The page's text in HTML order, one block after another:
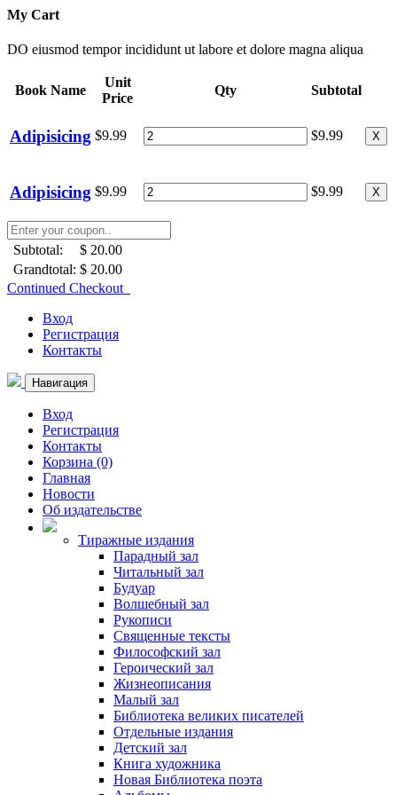
My Cart
DO eiusmod tempor incididunt ut labore et dolore magna aliqua
Book Name
Unit
Price
Qty Subtotal
Adipisicing $9.99 $9.99 X
Adipisicing $9.99 $9.99 X
Subtotal:
$ 20.00
Grandtotal: $ 20.00
Continued Checkout
Вход
Регистрация
Контакты
Навигация
Вход
Регистрация
Контакты
Корзина (0)
Главная
Новости
Об издательстве
Тиражные издания
Парадный зал
Читальный зал
Будуар
Волшебный зал
Рукописи
Священные тексты
Философский зал
Героический зал
Жизнеописания
Малый зал
Библиотека великих писателей
Отдельные издания
Детский зал
Книга художника
Новая Библиотека поэта